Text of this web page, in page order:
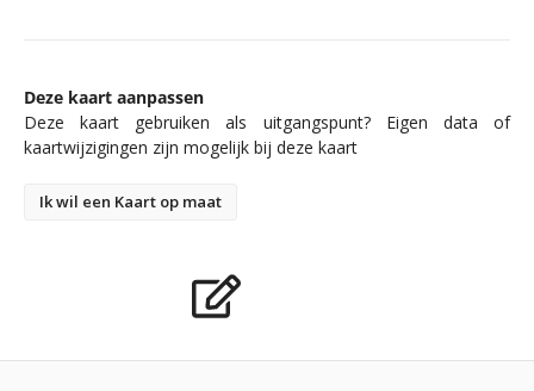
Deze kaart aanpassen
Deze kaart gebruiken als uitgangspunt? Eigen data of
kaartwijzigingen zijn mogelijk bij deze kaart
Ik wil een Kaart op maat